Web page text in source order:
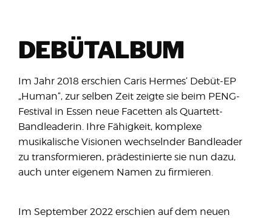
DEBÜTALBUM
Im Jahr 2018 erschien Caris Hermes‘ Debüt-EP
„Human“, zur selben Zeit zeigte sie beim PENG-
Festival in Essen neue Facetten als Quartett-
Bandleaderin. Ihre Fähigkeit, komplexe
musikalische Visionen wechselnder Bandleader
zu transformieren, prädestinierte sie nun dazu,
auch unter eigenem Namen zu firmieren.
Im September 2022 erschien auf dem neuen